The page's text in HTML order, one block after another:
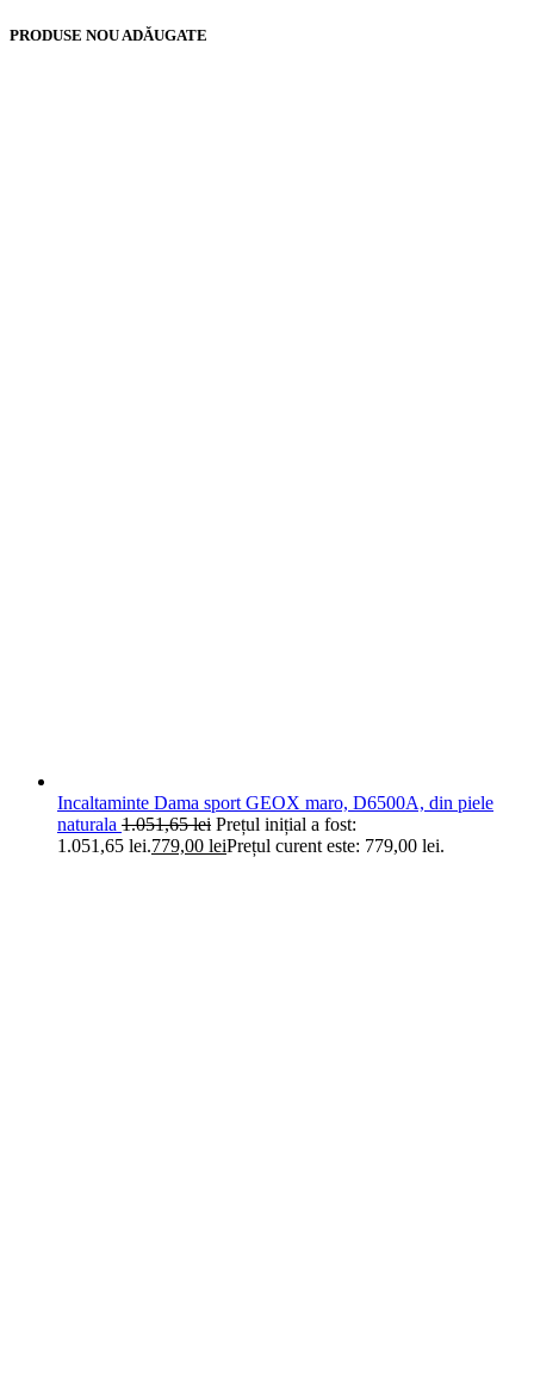
PRODUSE NOU ADĂUGATE
Incaltaminte Dama sport GEOX maro, D6500A, din piele
naturala 1.051,65lei Prețul inițial a fost:
1.051,65 lei.779,00 leiPrețul curent este: 779,00 lei.